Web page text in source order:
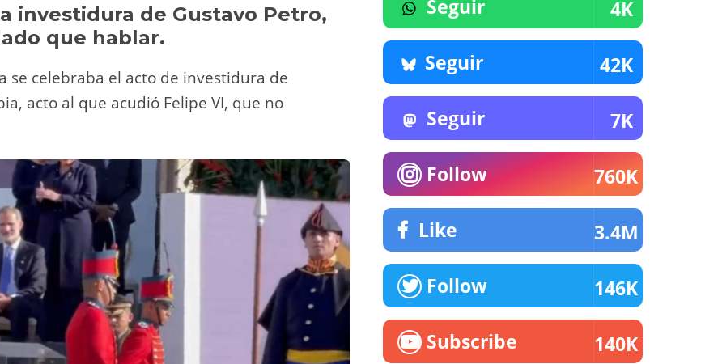
ar
tir
investidura de Gustavo Petro,
que hablar.
se celebraba el acto de investidura de
acto al que acudió Felipe VI, que no
Seguir 4K
Seguir 42K
Seguir 7K
Follow 760K
Like 3.4M
Follow 146K
Subscribe 140K